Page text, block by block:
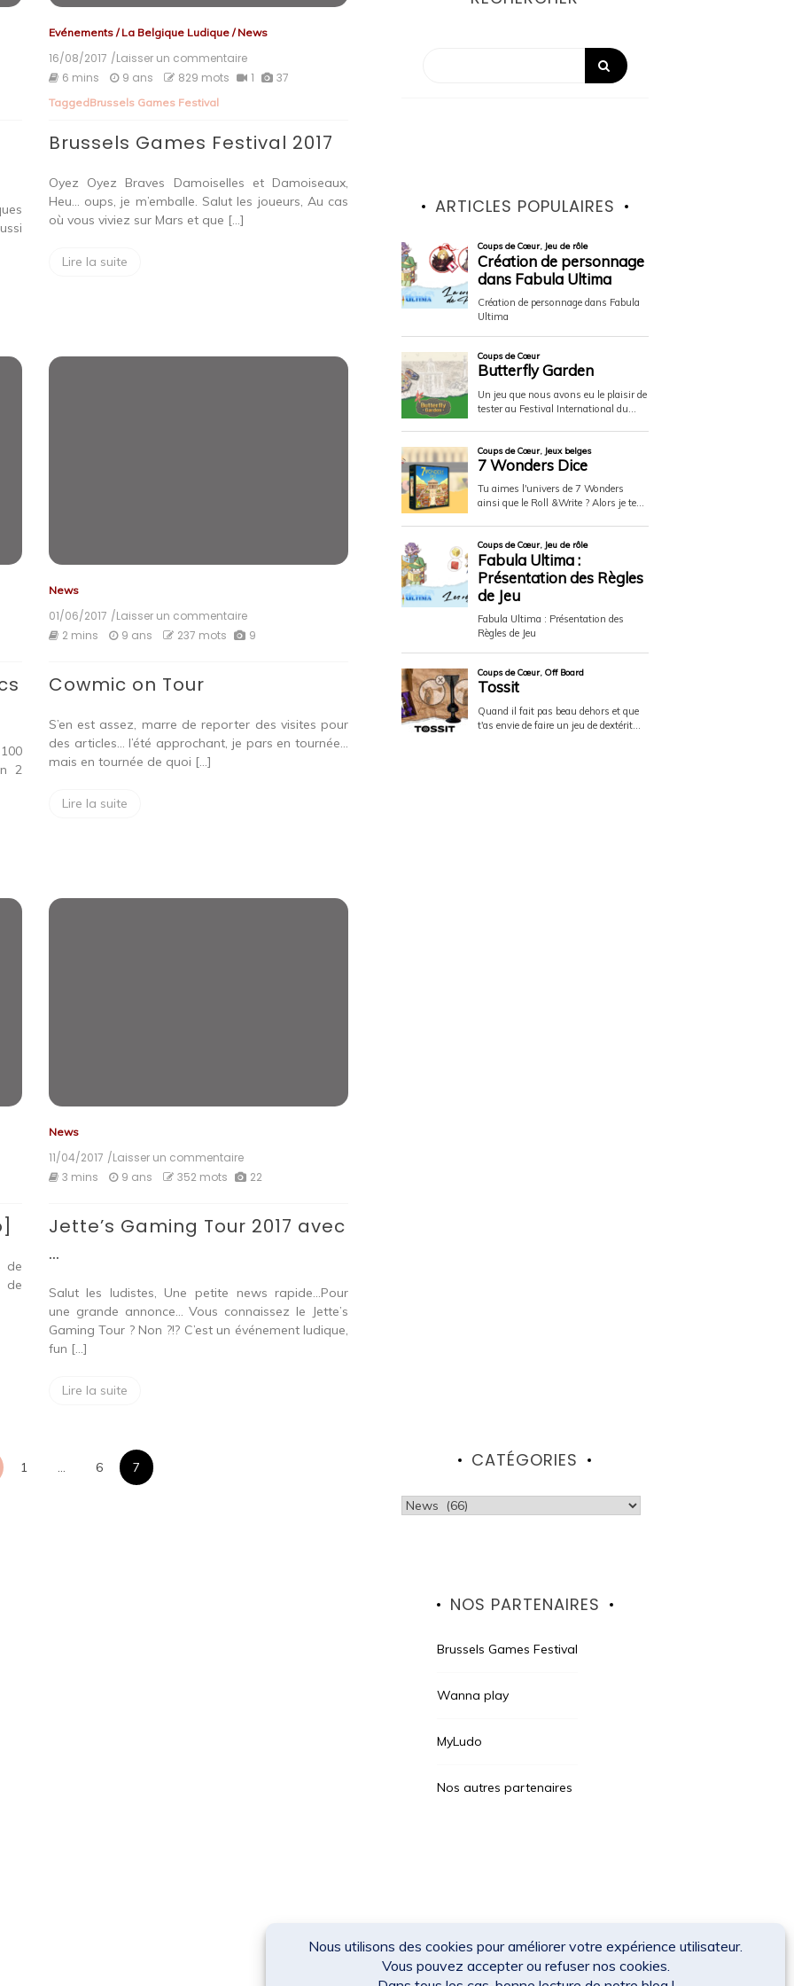
Evénements/La Belgique Ludique/News
16/08/2017 /Laisser un commentaireon
Brussels
6 mins 9 ans 829 mots 1 37
TaggedBrussels Games Festival
Brussels Games Festival 2017
Oyez Oyez Braves Damoiselles et Damoiseaux,
Heu… oups, je m’emballe. Salut les joueurs, Au cas
où vous viviez sur Mars et que […]
Lire la suite
2
News
01/06/2017 /Laisser un commentaireon
Cowmic
2 mins 9 ans 237 mots 9
Cowmic on Tour
S’en est assez, marre de reporter des visites pour
des articles… l’été approchant, je pars en tournée…
mais en tournée de quoi […]
Lire la suite
de
de
News
11/04/2017 /Laisser un commentaireon
Jette’s
2017
avec
3 mins 9 ans 352 mots 22
Jette’s Gaming Tour 2017 avec
…
Salut les ludistes, Une petite news rapide…Pour
une grande annonce… Vous connaissez le Jette’s
Gaming Tour ? Non ?!? C’est un événement ludique,
fun […]
Lire la suite
Pagination
1 … 6 7
ARTICLES POPULAIRES
CATÉGORIES
Catégories
NOS PARTENAIRES
Brussels Games Festival
Wanna play
MyLudo
Nos autres partenaires